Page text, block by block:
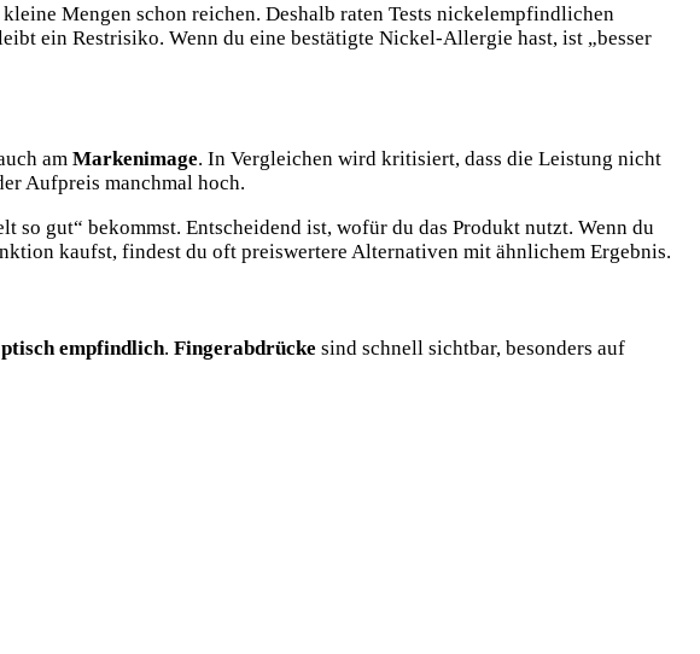
Mengen schon reichen. Deshalb raten Tests nickelempfindlichen
ein Restrisiko. Wenn du eine bestätigte Nickel-Allergie hast, ist „besser
am Markenimage. In Vergleichen wird kritisiert, dass die Leistung nicht
Aufpreis manchmal hoch.
so gut“ bekommst. Entscheidend ist, wofür du das Produkt nutzt. Wenn du
kaufst, findest du oft preiswertere Alternativen mit ähnlichem Ergebnis.
empfindlich. Fingerabdrücke sind schnell sichtbar, besonders auf